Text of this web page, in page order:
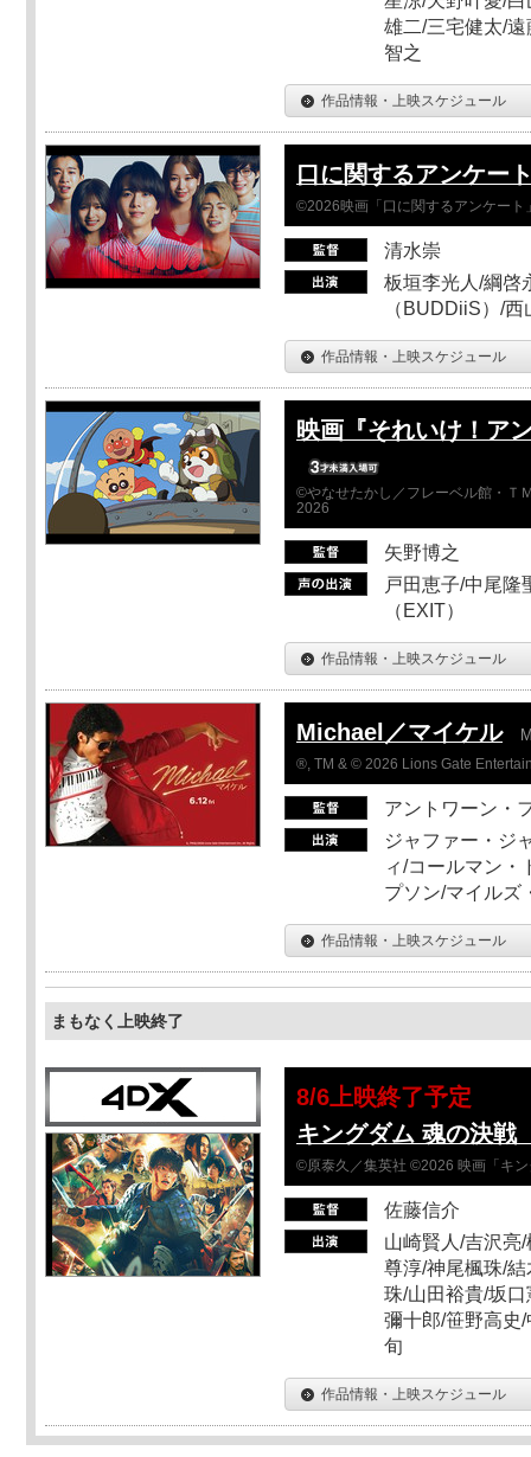
雄二/三宅健太/
智之
作品情報・上映スケジュール
口に関するアンケー
©2026映画「口に関するアンケート
清水崇
板垣李光人/綱啓
（BUDDiiS）/
作品情報・上映スケジュール
映画『それいけ！ア
©やなせたかし／フレーベル館・Ｔ
2026
矢野博之
戸田恵子/中尾隆
（EXIT）
作品情報・上映スケジュール
Michael／マイケル
®, TM & © 2026 Lions Gate
アントワーン・
ジャファー・ジ
ィ/コールマン・
プソン/マイルズ
作品情報・上映スケジュール
まもなく上映終了
8/6上映終了予定
キングダム 魂の決
©原泰久／集英社 ©2026 映画「キ
佐藤信介
山崎賢人/吉沢亮
尊淳/神尾楓珠/
珠/山田裕貴/坂
彌十郎/笹野高史
旬
作品情報・上映スケジュール